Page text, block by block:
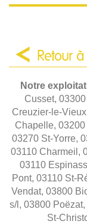
Retour
Notre
Cusset,
Creuzier-le-
Chapelle,
03270 St-Yorre,
03110 Charmeil,
03110
Pont, 03110 St-
Vendat, 03800
s/l, 03800
St-